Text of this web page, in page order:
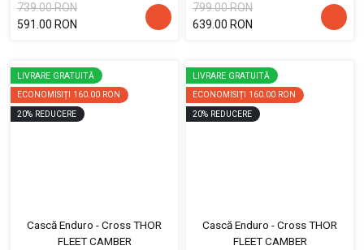
739.00 RON
591.00 RON
799.00 RON
639.00 RON
LIVRARE GRATUITĂ
ECONOMISIȚI 160.00 RON
20% REDUCERE
Cască Enduro - Cross THOR
FLEET CAMBER
LIVRARE GRATUITĂ
ECONOMISIȚI 160.00 RON
20% REDUCERE
Cască Enduro - Cross THOR
FLEET CAMBER